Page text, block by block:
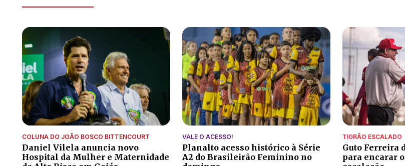
COLUNA DO JOÃO BOSCO BITTENCOURT
Daniel Vilela anuncia novo
Hospital da Mulher e Maternidade
VALE O ACESSO!
Planalto acesso histórico à Série
A2 do Brasileirão Feminino no
TIGRÃO ESCALADO
Guto Ferreira
para encarar